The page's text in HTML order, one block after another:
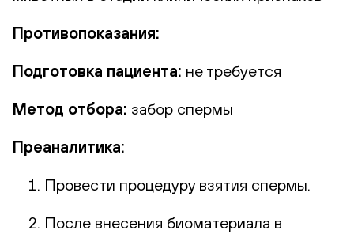
Противопоказания:
Подготовка пациента: не требуется
Метод отбора: забор спермы
Преаналитика:
Провести процедуру взятия спермы.
После внесения биоматериала в